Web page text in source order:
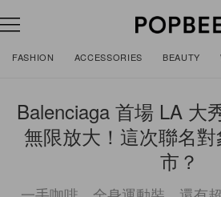
FASHION ACCESSORIES BEAUTY
Balenciaga 首場 LA 大
無限放大！這次聯名
市？